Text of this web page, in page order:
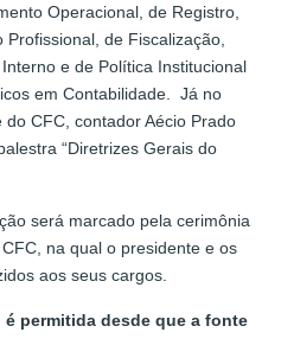
Operacional, de Registro,
de Fiscalização,
e de Política Institucional
em Contabilidade. Já no
CFC, contador Aécio Prado
“Diretrizes Gerais do
será marcado pela cerimônia
na qual o presidente e os
aos seus cargos.
permitida desde que a fonte